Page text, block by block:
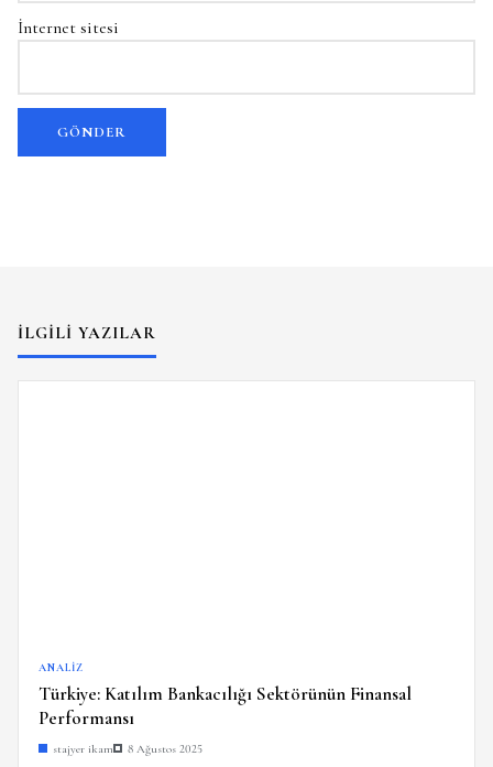
İnternet sitesi
İLGILI YAZILAR
ANALIZ
Türkiye: Katılım Bankacılığı Sektörünün Finansal
Performansı
stajyer ikam 8 Ağustos 2025